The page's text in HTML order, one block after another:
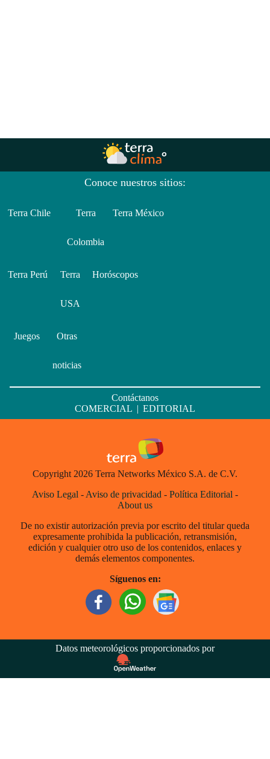
Conoce nuestros sitios:
Terra Chile Terra
Colombia
Terra México
Terra Perú Terra
USA
Horóscopos
Juegos Otras
noticias
Contáctanos
COMERCIAL | EDITORIAL
Copyright 2026 Terra Networks México S.A. de C.V.
Aviso Legal - Aviso de privacidad - Política Editorial -
About us
De no existir autorización previa por escrito del titular queda
expresamente prohibida la publicación, retransmisión,
edición y cualquier otro uso de los contenidos, enlaces y
demás elementos componentes.
Síguenos en:
Datos meteorológicos proporcionados por